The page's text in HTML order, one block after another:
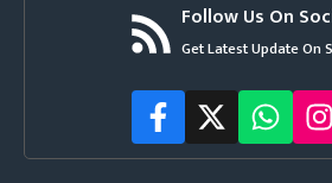
Follow Us On
Get Latest Update On